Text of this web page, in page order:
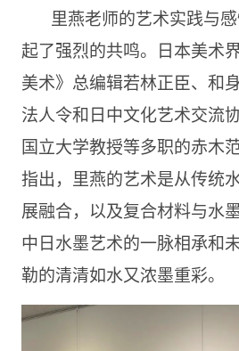
里燕老师的艺术实践与
起了强烈的共鸣。日本美术
美术》总编辑若林正臣、和
法人令和日中文化艺术交流
国立大学教授等多职的赤木
指出，里燕的艺术是从传统
展融合，以及复合材料与
中日水墨艺术的一脉相承和
勒的清清如水又浓墨重彩。